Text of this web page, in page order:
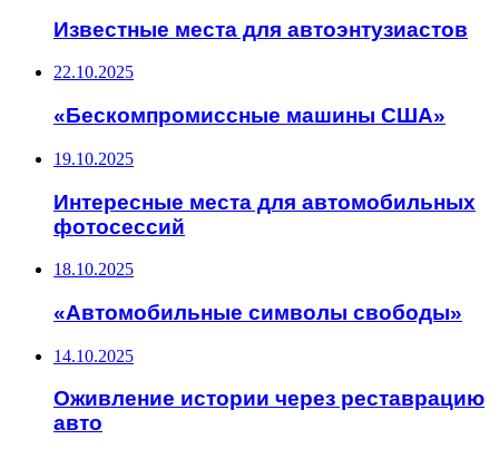
Известные места для автоэнтузиастов
22.10.2025
«Бескомпромиссные машины США»
19.10.2025
Интересные места для автомобильных
фотосессий
18.10.2025
«Автомобильные символы свободы»
14.10.2025
Оживление истории через реставрацию
авто